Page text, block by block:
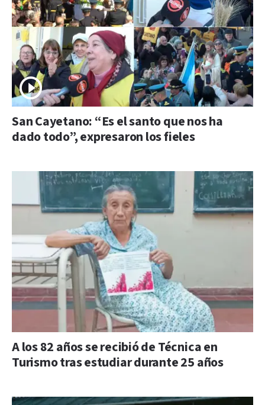
San Cayetano: “Es el santo que nos ha
dado todo”, expresaron los fieles
A los 82 años se recibió de Técnica en
Turismo tras estudiar durante 25 años